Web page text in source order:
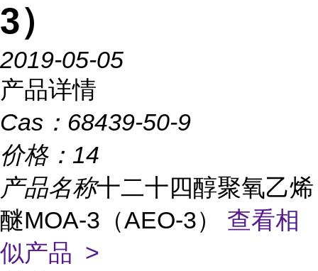
3）
2019-05-05
产品详情
Cas： 68439-50-9
价格： 14
产品名称十二十四醇聚氧乙烯
醚MOA-3（AEO-3） 查看相
似产品 >